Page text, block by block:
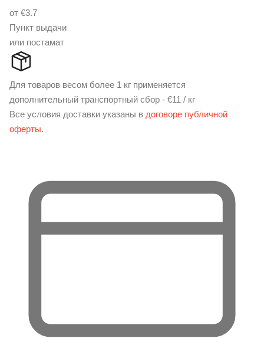
от €3.7
Пункт выдачи
или постамат
Для товаров весом более 1 кг применяется
дополнительный транспортный сбор - €11 / кг
Все условия доставки указаны в договоре публичной
оферты.